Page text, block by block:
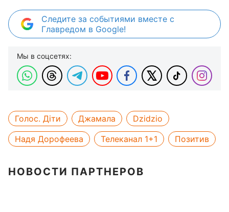
Следите за событиями вместе с
Главредом в Google!
Мы в соцсетях:
Голос. Діти Джамала
Dzidzio
Надя Дорофеева
Телеканал 1+1 Позитив
НОВОСТИ ПАРТНЕРОВ